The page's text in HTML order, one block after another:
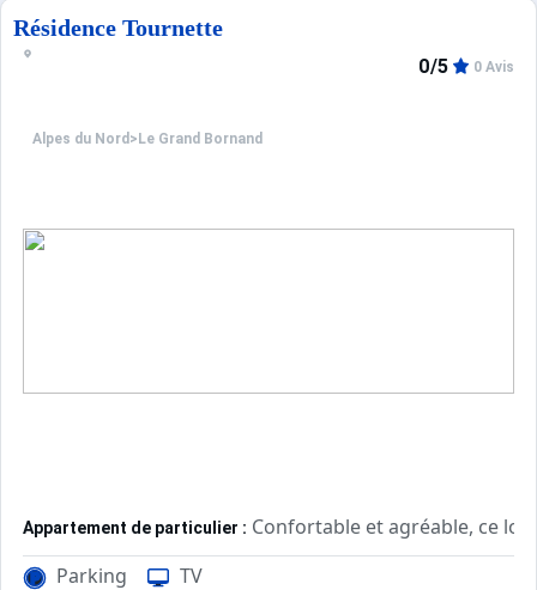
Résidence Tournette
Alpes du Nord > Le Grand Bornand
0/5 0 Avis
Appartement de particulier : Confortable et agréable, ce
Parking
TV